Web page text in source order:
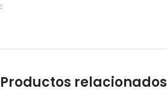
:
Productos relacionados